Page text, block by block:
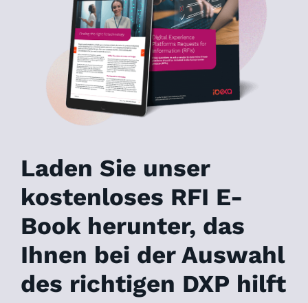
Laden Sie unser
kostenloses RFI E-
Book herunter, das
Ihnen bei der Auswahl
des richtigen DXP hilft